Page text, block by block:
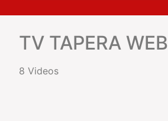
TV TAPERA WEB
8 Videos